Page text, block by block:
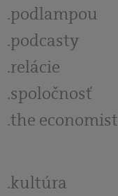
podlampou
podcasty
relácie
spoločnosť
the economist
kultúra